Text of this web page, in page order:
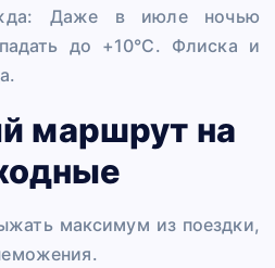
Даже в июле ночью
до +10°C. Флиска и
маршрут на
максимум из поездки,